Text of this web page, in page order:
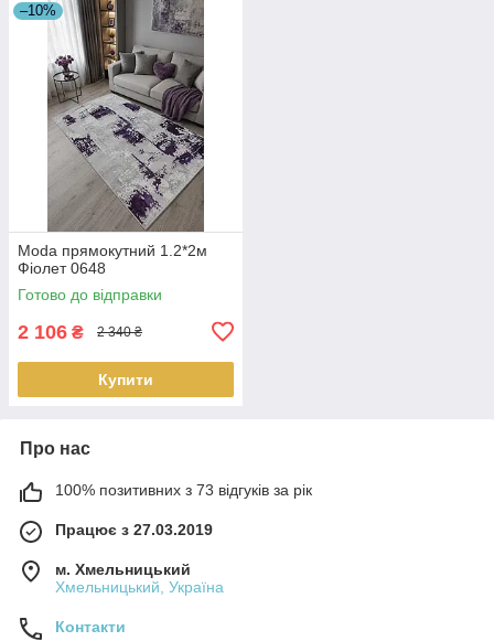
–10%
Moda прямокутний 1.2*2м
Фіолет 0648
Готово до відправки
2 106 ₴ 2 340 ₴
Купити
Про нас
100% позитивних з 73 відгуків за рік
Працює з 27.03.2019
м. Хмельницький
Хмельницький, Україна
Контакти